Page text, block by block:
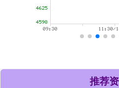
推荐